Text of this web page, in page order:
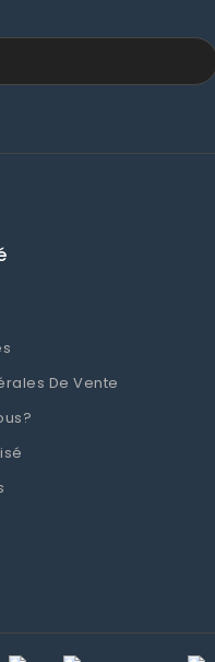
De Vente